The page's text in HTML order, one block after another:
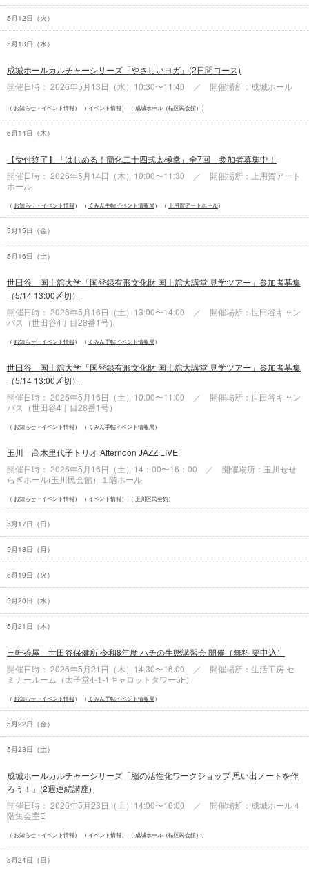
5月12日（火）
5月13日（水）
成城ホールカルチャーシリーズ「やさしいヨガ」(2日間コース)
開催日時： 2026年5月13日（水）10:30〜11:40 ／ 開催場所：成城ホール
お知らせ・イベント情報 イベント情報 成城ホール（砧区民会館）
5月14日（木）
【受付終了】「はじめる！簡化二十四式太極拳」全7回 参加者募集中！
開催日時： 2026年5月14日（木）10:00〜11:30 ／ 開催場所：上用賀アート
ホール
お知らせ・イベント情報 くみん手帖イベント情報局 上用賀アートホール
5月15日（金）
5月16日（土）
世田谷 国士舘大学「国登録有形文化財 国士舘大講堂 見学ツアー」参加者募集
（5/14 13:00〆切）
開催日時： 2026年5月16日（土）13:00〜14:00 ／ 開催場所：世田谷キャン
パス（世田谷4丁目28番1号）
お知らせ・イベント情報 くみん手帖イベント情報局
世田谷 国士舘大学「国登録有形文化財 国士舘大講堂 見学ツアー」参加者募集
（5/14 13:00〆切）
開催日時： 2026年5月16日（土）10:00〜11:00 ／ 開催場所：世田谷キャン
パス（世田谷4丁目28番1号）
お知らせ・イベント情報 くみん手帖イベント情報局
玉川 高木里代子トリオ Afternoon JAZZ LIVE
開催日時： 2026年5月16日（土）14：00〜16：00 ／ 開催場所：玉川せせ
らぎホール(玉川民会館）１階ホール
お知らせ・イベント情報 イベント情報 玉川区民会館
5月17日（日）
5月18日（ 月 ）
5月19日（火）
5月20日（水）
5月21日（木）
三軒茶屋 世田谷保健所 令和8年度 ハチの生態講習会 開催（無料 要申込）
開催日時： 2026年5月21日（木）14:30〜16:00 ／ 開催場所：生活工房 セ
ミナールーム（太子堂4-1-1キャロットタワー5F）
お知らせ・イベント情報 くみん手帖イベント情報局
5月22日（金）
5月23日（土）
成城ホールカルチャーシリーズ「脳の活性化ワークショップ 思い出ノートを作
ろう！」(2週連続講座)
開催日時： 2026年5月23日（土）14:00〜16:00 ／ 開催場所：成城ホール４
階集会室E
お知らせ・イベント情報 イベント情報 成城ホール（砧区民会館）
5月24日（日）